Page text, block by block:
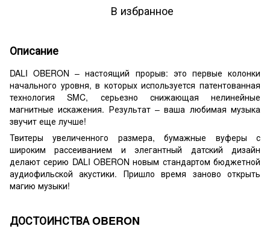
В избранное
Описание
DALI OBERON – настоящий прорыв: это первые колонки
начального уровня, в которых используется патентованная
технология SMC, серьезно снижающая нелинейные
магнитные искажения. Результат – ваша любимая музыка
звучит еще лучше!
Твитеры увеличенного размера, бумажные вуферы с
широким рассеиванием и элегантный датский дизайн
делают серию DALI OBERON новым стандартом бюджетной
аудиофильской акустики. Пришло время заново открыть
магию музыки!
ДОСТОИНСТВА OBERON